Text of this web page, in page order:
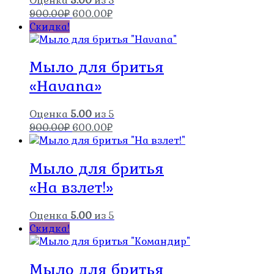
900.00₽ Первоначальная
составляла
600.00₽Текущая
600.00₽.
Скидка!
Мыло для бритья
«Havana»
Оценка 5.00 из 5
900.00₽ Первоначальная
цена
900.00₽.
600.00₽Текущая
цена:
Мыло для бритья
«На взлет!»
Оценка 5.00 из 5
Скидка!
Мыло для бритья